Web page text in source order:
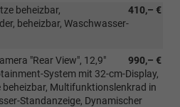
410,– €
beheizbar,
beheizbar, Waschwasser-
990,– €
"Rear View", 12,9"
System mit 32-cm-Display,
beheizbar, Multifunktionslenkrad in
Standanzeige, Dynamischer